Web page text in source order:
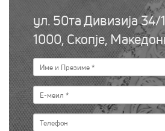
ул. 50та Дивизија 34/
1000, Скопје,